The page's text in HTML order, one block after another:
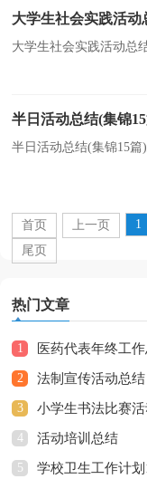
大学生社会实践活动
大学生社会实践活动总
生活等表现加以总结
半日活动总结(集锦
半日活动总结(集锦15
问题及得到的经验和
首页 上一页 1
尾页
热门文章
1 医药代表年终工
2 法制宣传活动总结
3 小学生书法比赛
4 活动培训总结
5 学校卫生工作计划